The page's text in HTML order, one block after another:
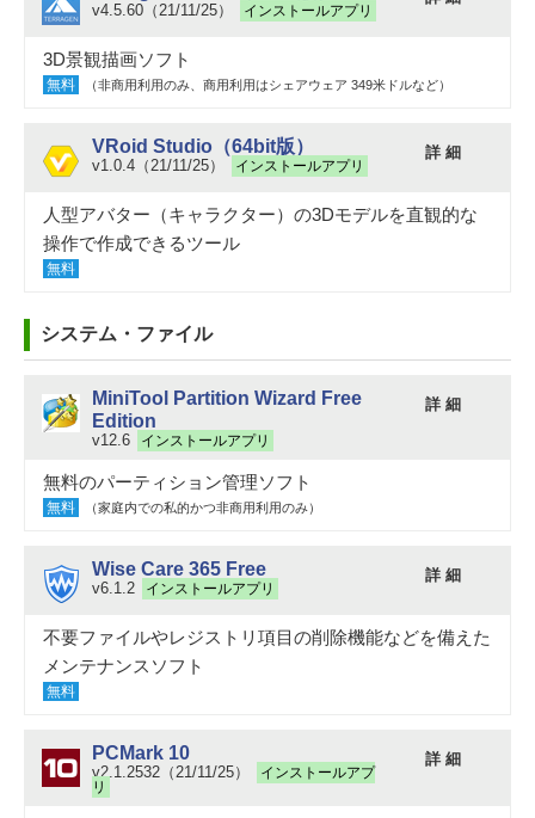
v4.5.60（21/11/25） インストールアプリ
3D景観描画ソフト
無料 （非商用利用のみ、商用利用はシェアウェア 349米ドルなど）
VRoid Studio（64bit版）
v1.0.4（21/11/25） インストールアプリ
詳 細
人型アバター（キャラクター）の3Dモデルを直観的な
操作で作成できるツール
無料
システム・ファイル
MiniTool Partition Wizard Free
Edition
v12.6 インストールアプリ
詳 細
無料のパーティション管理ソフト
無料 （家庭内での私的かつ非商用利用のみ）
Wise Care 365 Free
v6.1.2 インストールアプリ
詳 細
不要ファイルやレジストリ項目の削除機能などを備えた
メンテナンスソフト
無料
PCMark 10
v2.1.2532（21/11/25）
インストールアプ
リ
詳 細